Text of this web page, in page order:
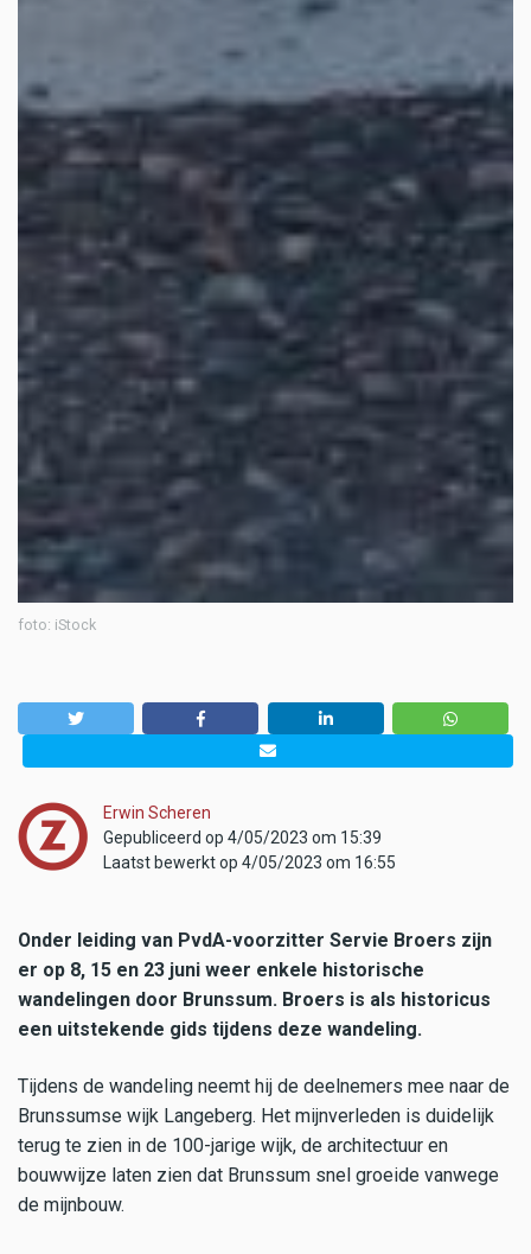
foto: iStock
Erwin Scheren
Gepubliceerd op 4/05/2023 om 15:39
Laatst bewerkt op 4/05/2023 om 16:55
Onder leiding van PvdA-voorzitter Servie Broers zijn
er op 8, 15 en 23 juni weer enkele historische
wandelingen door Brunssum. Broers is als historicus
een uitstekende gids tijdens deze wandeling.
Tijdens de wandeling neemt hij de deelnemers mee naar de
Brunssumse wijk Langeberg. Het mijnverleden is duidelijk
terug te zien in de 100-jarige wijk, de architectuur en
bouwwijze laten zien dat Brunssum snel groeide vanwege
de mijnbouw.